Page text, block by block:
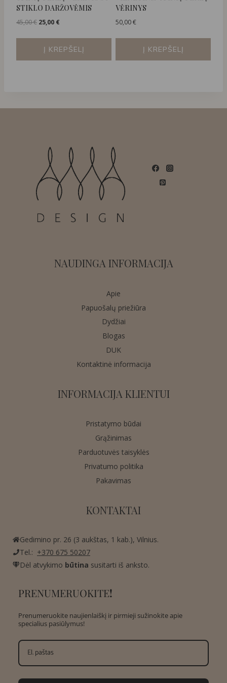
STIKLO DARŽOVĖMIS
45,00€ Original
was:
45,00 €.
25,00 €
is:
25,00 €.
Į KREPŠELĮ
VĖRINYS
50,00€
Į KREPŠELĮ
NAUDINGA INFORMACIJA
Apie
Papuošalų priežiūra
Dydžiai
Blogas
DUK
Kontaktinė informacija
INFORMACIJA KLIENTUI
Pristatymo būdai
Grąžinimas
Parduotuvės taisyklės
Privatumo politika
Pakavimas
KONTAKTAI
Gedimino pr. 26 (3 aukštas, 1 kab.), Vilnius.
Tel.: +370 675 50207
Dėl atvykimo būtina susitarti iš anksto.
PRENUMERUOKITE!
Prenumeruokite naujienlaiškį ir pirmieji sužinokite apie
specialius pasiūlymus!